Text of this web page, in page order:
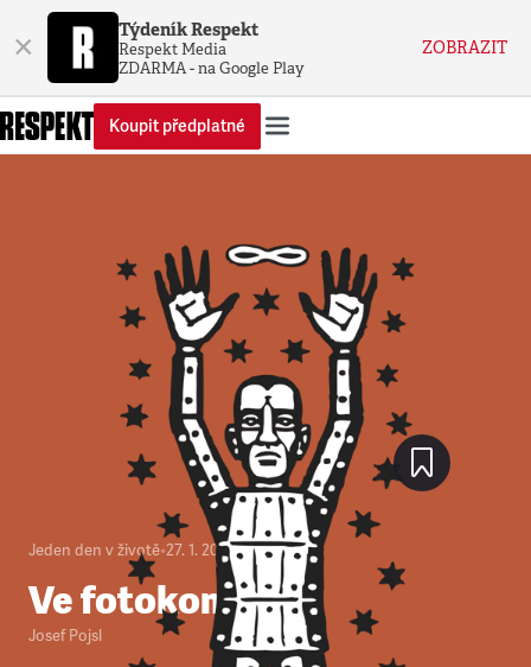
× Týdeník Respekt
Respekt Media
ZDARMA - na Google Play
ZOBRAZIT
Koupit předplatné
Jeden den v životě•27. 1. 2013•4minuty
Ve fotokomoře
Josef Pojsl